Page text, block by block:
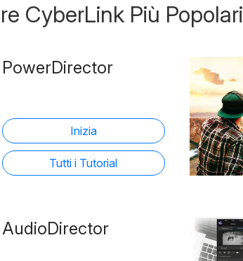
CyberLink Più Popolari
PowerDirector
Inizia
Tutti i Tutorial
AudioDirector